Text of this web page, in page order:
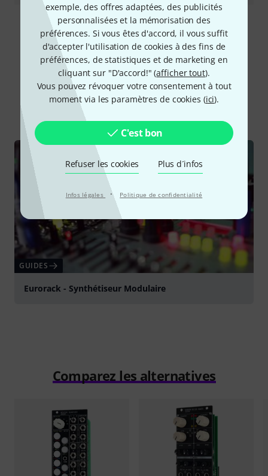
exemple, des offres adaptées, des publicités
personnalisées et la mémorisation des
préférences. Si vous êtes d'accord, il vous suffit
d'accepter l'utilisation de cookies à des fins de
préférences, de statistiques et de marketing en
cliquant sur "D'accord!" (afficher tout).
Vous pouvez révoquer votre consentement à tout
moment via les paramètres de cookies (ici).
C'est bon
Refuser les cookies Plus d´infos
Infos légales · Politique de confidentialité
Lire toutes les évaluations
Le saviez-vous?
GUIDES
Eurorack - Synthétiseur Modulaire
Comparez les alternatives